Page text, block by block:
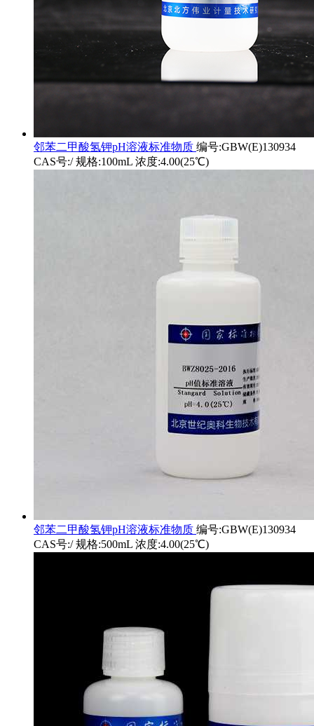
邻苯二甲酸氢钾pH溶液标准物质 编号:GBW(E)130934
CAS号:/ 规格:100mL 浓度:4.00(25℃)
邻苯二甲酸氢钾pH溶液标准物质 编号:GBW(E)130934
CAS号:/ 规格:500mL 浓度:4.00(25℃)